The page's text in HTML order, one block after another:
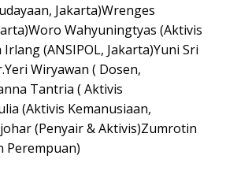
Jakarta)Wrenges
Wahyuningtyas (Aktivis
(ANSIPOL, Jakarta)Yuni Sri
Wiryawan ( Dosen,
Tantria ( Aktivis
(Aktivis Kemanusiaan,
(Penyair & Aktivis)Zumrotin
Perempuan)